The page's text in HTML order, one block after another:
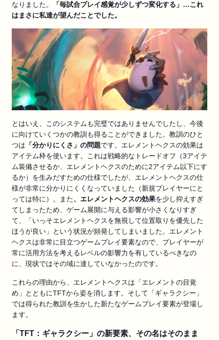
なりました。
「毎試合プレイ感覚が少しずつ変化する」 …これ
はまさに私達が望んだことでした。
とはいえ、このシステムも完璧ではありませんでしたし、今後
に向けていくつかの教訓も得ることができました。教訓のひと
つは 「分かりにくさ」の問題です。エレメントヘクスの効果は
アイテム枠を使います。これは戦略的なトレードオフ（3アイテ
ム装備させるか、エレメントヘクスのために2アイテム以下にす
るか）を生みだすための仕様でしたが、エレメントヘクスの仕
様が非常に分かりにくくなっていました（新規プレイヤーにと
っては特に）。また、エレメントヘクスの効果を少し抑えすぎ
てしまったため、ゲーム展開に与える影響が小さくなりすぎ
て、「いっそエレメントヘクスを無視して位置取りを優先した
ほうが良い」という状況が頻発してしまいました。エレメント
ヘクスは非常に目立つゲームプレイ要素なので、プレイヤーが
常に活用方法を考えるレベルの影響力を有しているべきなの
に、現状ではその域に達していなかったのです。
これらの理由から、エレメントヘクスは「エレメントの目覚
め」とともにTFTから姿を消します。そして「ギャラクシー」
では得られた教訓を生かした新たなゲームプレイ要素が登場し
ます。
「TFT：ギャラクシー」の新要素、その名はそのまま